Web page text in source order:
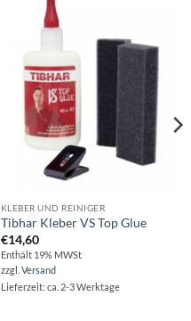
KLEBER UND REINIGER
Tibhar Kleber VS Top Glue
€14,60
Enthält 19% MWSt
zzgl. Versand
Lieferzeit: ca. 2-3 Werktage